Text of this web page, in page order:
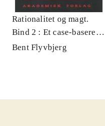
Rationalitet og magt.
Bind 2 : Et case-baseret
studie af planlægning,
Bent Flyvbjerg